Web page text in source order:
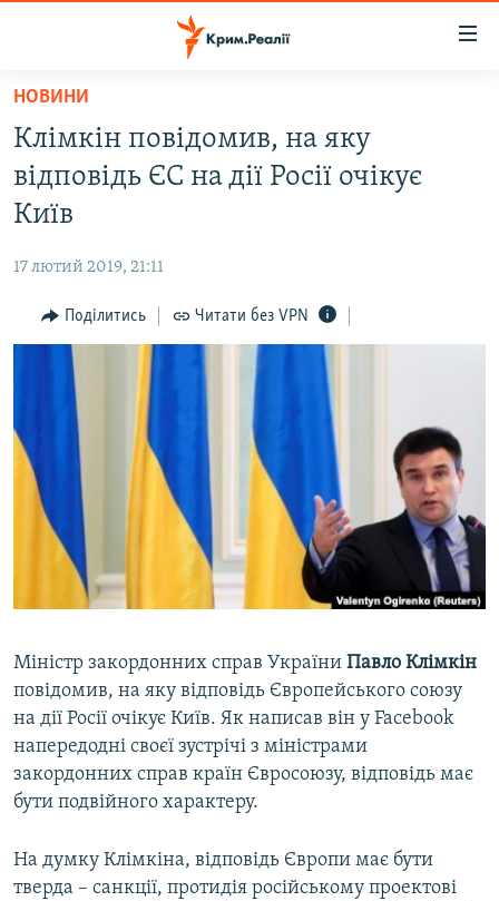
Перейти
основного
матеріалу
Перейти
до
основної
Перейти
до
ВІДЕО ТА ФОТО
БЛОГИ
ПОГЛЯД
ІНТЕРВ'Ю
ВСЕ ЗА ДЕНЬ
СПЕЦПРОЕКТИ
ДЕПОРТАЦІЯ
ВІДЕОУРОКИ «ELIFBE»
СВІДЧЕННЯ ОКУПАЦІЇ
УКРАЇНСЬКА ПРОБЛЕМА КРИМУ
ЯК ОБІЙТИ БЛОКУВАННЯ
Русский
Qırımtatar
Усі сайти RFE/RL
НОВИНИ
Клімкін повідомив, на яку
відповідь ЄС на дії Росії очікує
Київ
17 лютий 2019, 21:11
Поділитись Читати без VPN
Міністр закордонних справ України Павло Клімкін
повідомив, на яку відповідь Європейського союзу
на дії Росії очікує Київ. Як написав він у Facebook
напередодні своєї зустрічі з міністрами
закордонних справ країн Євросоюзу, відповідь має
бути подвійного характеру.
На думку Клімкіна, відповідь Європи має бути
тверда – санкції, протидія російському проектові